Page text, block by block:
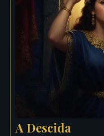
A Descida